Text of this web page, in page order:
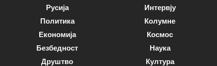
Русија
Политика
Економија
Безбедност
Друштво
Интервју
Колумне
Космос
Наука
Култура